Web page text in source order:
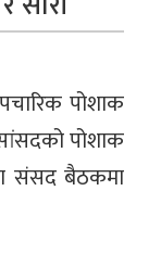
पोशाक
पोशाक
संसद बैठकमा